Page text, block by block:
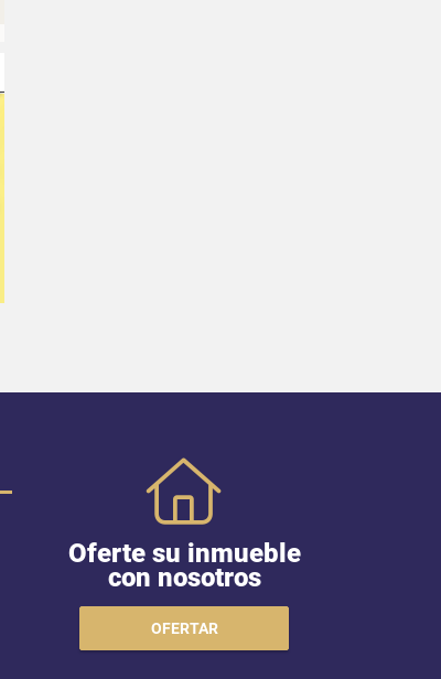
Oferte su inmueble
con nosotros
OFERTAR